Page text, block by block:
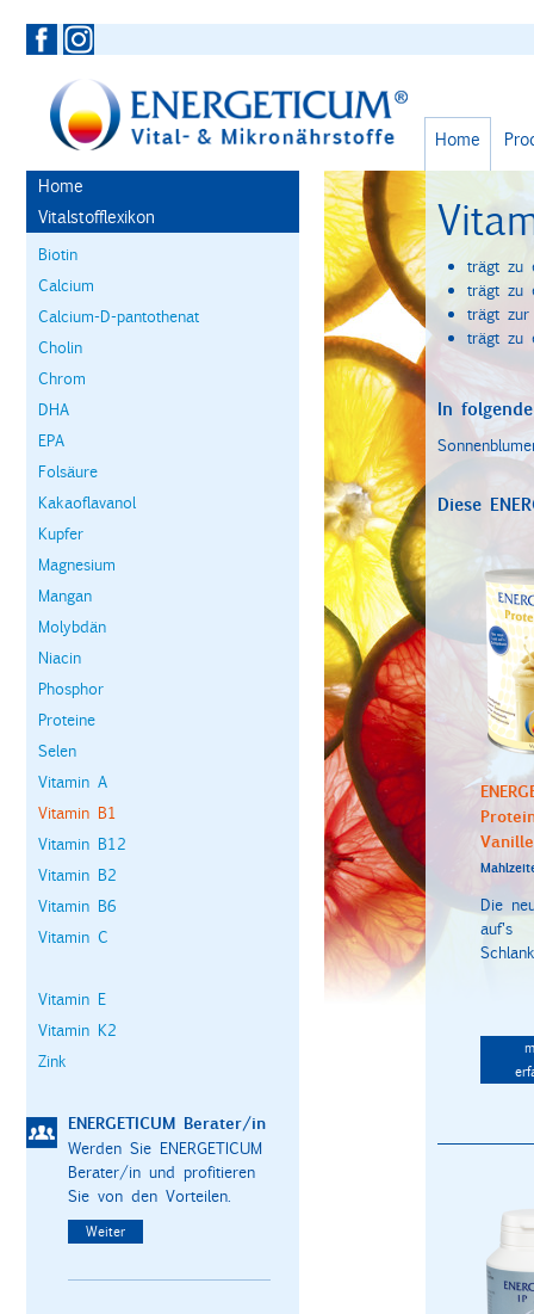
Home
Home
Vitalstofflexikon
Biotin
Calcium
Calcium-D-pantothenat
Cholin
Chrom
DHA
EPA
Folsäure
Kakaoflavanol
Kupfer
Magnesium
Mangan
Molybdän
Niacin
Phosphor
Proteine
Selen
Vitamin A
Vitamin B1
Vitamin B12
Vitamin B2
Vitamin B6
Vitamin C
Vitamin E
Vitamin K2
Zink
ENERGETICUM Berater/in
Werden Sie ENERGETICUM
Berater/in und profitieren
Sie von den Vorteilen.
Weiter
trägt zu
trägt zu
trägt zur
trägt zu
In
Diese
Vanille
Die
auf's